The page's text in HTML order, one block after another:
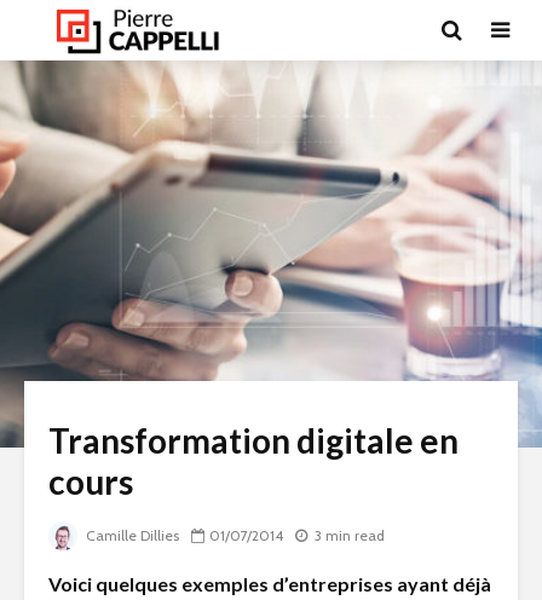
Transformation digitale en
cours
Camille Dillies 01/07/2014 3 min read
Voici quelques exemples d’entreprises ayant déjà